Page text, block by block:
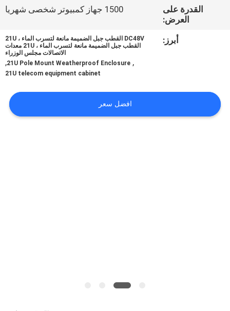
اتصل
اطلب
اقتباس
القدرة على
العرض:
1500 جهاز كمبيوتر شخصى شهريا
أبرز:
DC48V القطب جبل الضميمة مانعة لتسرب الماء ، 21U
القطب جبل الضميمة مانعة لتسرب الماء ، 21U معدات
الاتصالات مجلس الوزراء
,
21U Pole Mount Weatherproof Enclosure
,
21U telecom equipment cabinet
افضل سعر